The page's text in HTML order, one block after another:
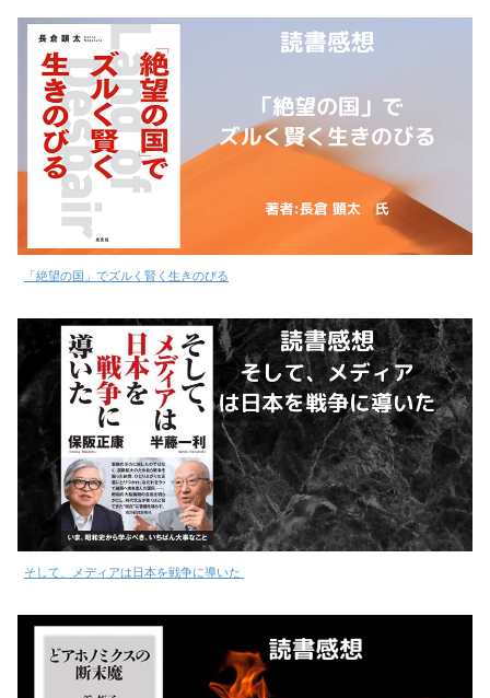
「絶望の国」でズルく賢く生きのびる
そして、メディアは日本を戦争に導いた